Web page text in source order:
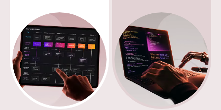
「やらないことを決める」
ために使う点です。優先度
をつけて対象を1つに絞り、
ROI試算・技術選定・ガバナ
ンス要件・推進体制まで
を、その1業務が現場で実際
に動くところまで一気通貫
で設計します。全社に一度
Geminiのいずれも、数日あ
れば動くものは作れます。
難しいのはその先で、PoC
に着手する前に品質・速
度・利用率・2週間後の継続
利用という本番移行の判定
基準を先に決めておくこと
です。あわせて、生成AIを
ります。必要なのは、複数
のAIモデル・外部ツール・
データベースを連携させ、
どこで止めるかまで決めて
動くエージェント設計で
す。 ARCHECOのアプロー
チ ARCHECOは、AIエージ
ェントに何かを任せる前に
「タスク分解・ツール選
識は、正確な集計が要る表
のデータ、意味の近さで探
す文書、組織や依存関係の
ようなつながりの3種類に分
かれ、それぞれ検索の戦略
が違います。これを全部1つ
のベクトル検索に投げ込む
と、数値の質問には推測で
答え、更新されていない古